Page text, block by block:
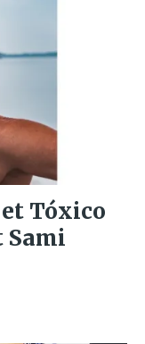
Tóxico
Sami